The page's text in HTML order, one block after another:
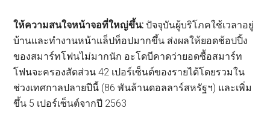
ให้ความสนใจหน้าจอที่ใหญ่ขึ้น: ปัจจุบันผู้บริโภคใช้เวลาอยู่
บ้านและทำงานหน้าแล็ปท็อปมากขึ้น ส่งผลให้ยอดช้อปปิ้ง
ของสมาร์ทโฟนไม่มากนัก อะโดบีคาดว่ายอดซื้อสมาร์ท
โฟนจะครองสัดส่วน 42 เปอร์เซ็นต์ของรายได้โดยรวมใน
ช่วงเทศกาลปลายปีนี้ (86 พันล้านดอลลาร์สหรัฐฯ) และเพิ่ม
ขึ้น 5 เปอร์เซ็นต์จากปี 2563